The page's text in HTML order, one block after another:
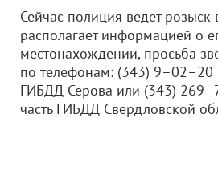
Сейчас полиция ведет розыск
располагает информацией о
местонахождении, просьба
по телефонам: (343) 9–02–20
ГИБДД Серова или (343)
часть ГИБДД Свердловской